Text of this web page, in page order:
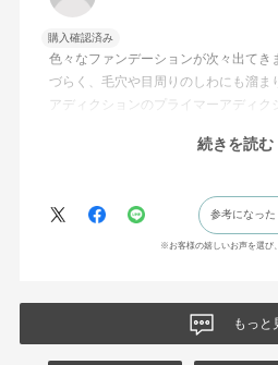
購入確認済み
色々なファンデーションが次々出てき
づらく、毛穴や目周りのしわにも溜ま
アディクションのプライマーアディク
新しく、夏に向けてシルキーバームプ
と、サラサラなのでメガネの当たる
いる気がします。
ファンデーションが滑らかに伸びて
くれるので重宝しています。
続きを読む
参考になった
※お客様の嬉しいお声を選び
もっと